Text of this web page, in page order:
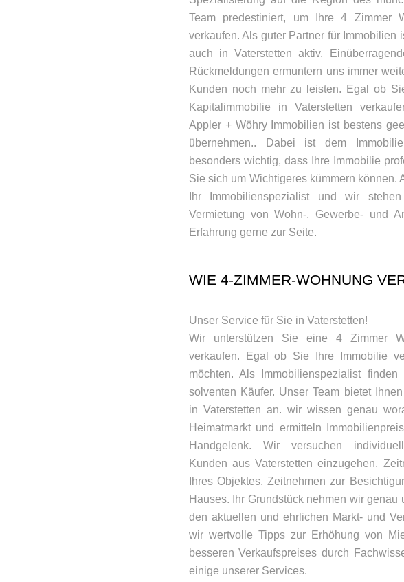
Team predestiniert, um Ihre 4 Zimmer
verkaufen. Als guter Partner für Immobilien
auch in Vaterstetten aktiv.
Rückmeldungen ermuntern uns immer
Kunden noch mehr zu leisten. Egal ob
Kapitalimmobilie in Vaterstetten
Appler + Wöhry Immobilien ist bestens
übernehmen.. Dabei ist dem
besonders wichtig, dass Ihre Immobilie
Sie sich um Wichtigeres kümmern können.
Ihr Immobilienspezialist und wir
Vermietung von Wohn-, Gewerbe- und
Erfahrung gerne zur Seite.
WIE 4-ZIMMER-WOHNUNG
Unser Service für Sie in Vaterstetten!
Wir unterstützen Sie eine 4 Zimmer
verkaufen. Egal ob Sie Ihre Immobilie
möchten. Als Immobilienspezialist
solventen Käufer. Unser Team bietet
in Vaterstetten an. wir wissen genau
Heimatmarkt und ermitteln
Handgelenk. Wir versuchen
Kunden aus Vaterstetten einzugehen.
Ihres Objektes, Zeitnehmen zur
Hauses. Ihr Grundstück nehmen wir
den aktuellen und ehrlichen Markt- und
wir wertvolle Tipps zur Erhöhung von
besseren Verkaufspreises durch
einige unserer Services.